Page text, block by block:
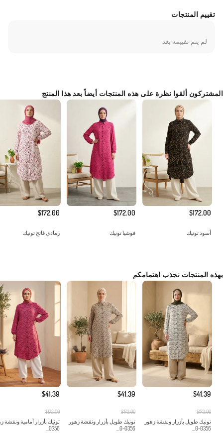
بالإكسسوارات. يُنصح بالغسل في درجات حرارة منخفضة لضمان الاستخدام
تقييم المنتجات
لم يتم تقييمه بعد
المشتركون ألقوا نظرة على هذه المنتجات أيضاً بعد هذا المنتج
$172.00
أسود تونيك
$172.00
فوشيا تونيك
$172.00
رمادي فاتح تونيك
بهذه المنتجات نجذب اهتمامكم
$41.39
$172.00
تونيك طويل بأزرار ونقشة زهور
0356-0...
$41.39
$172.00
تونيك طويل بأزرار ونقشة زهور
0356-0...
$41.39
$172.00
تونيك بأزرار أمامية ونقشة
0356...